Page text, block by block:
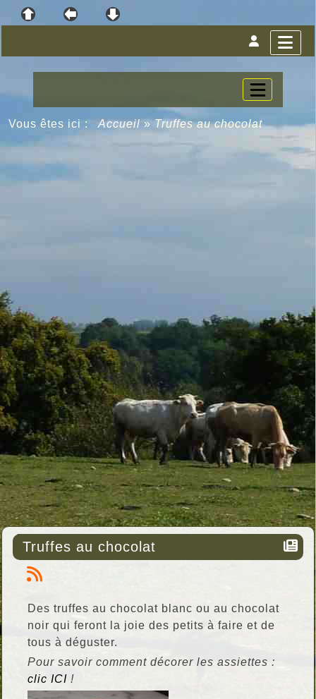
Vous êtes ici : Accueil »Truffes au chocolat
Truffes au chocolat
Des truffes au chocolat blanc ou au chocolat
noir qui feront la joie des petits à faire et de
tous à déguster.
Pour savoir comment décorer les assiettes :
clic ICI !